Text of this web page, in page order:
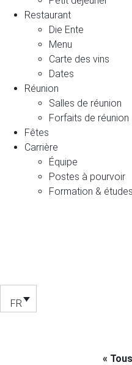
Restaurant
Die Ente
Menu
Carte des vins
Dates
Réunion
Salles de réunion
Forfaits de réunion
Fêtes
Carrière
Équipe
Postes à pourvoir
Formation & études
FR
«